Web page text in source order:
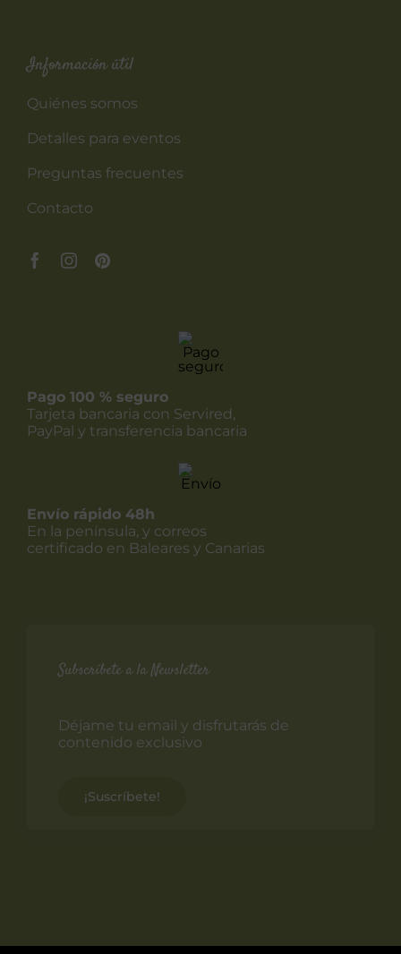
Información útil
Quiénes somos
Detalles para eventos
Preguntas frecuentes
Contacto
Pago 100 % seguro
Tarjeta bancaria con Servired,
PayPal y transferencia bancaria
Envío rápido 48h
En la península, y correos
certificado en Baleares y Canarias
Subscríbete a la Newsletter
Déjame tu email y disfrutarás de
contenido exclusivo
¡Suscríbete!